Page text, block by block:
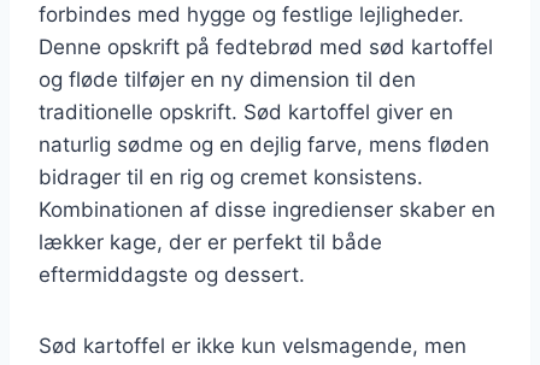
forbindes med hygge og festlige lejligheder.
Denne opskrift på fedtebrød med sød kartoffel
og fløde tilføjer en ny dimension til den
traditionelle opskrift. Sød kartoffel giver en
naturlig sødme og en dejlig farve, mens fløden
bidrager til en rig og cremet konsistens.
Kombinationen af disse ingredienser skaber en
lækker kage, der er perfekt til både
eftermiddagste og dessert.
Sød kartoffel er ikke kun velsmagende, men